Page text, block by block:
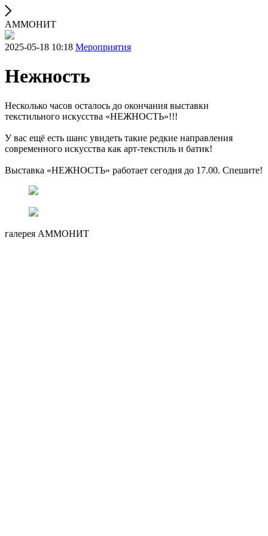
АММОНИТ
2025-05-18 10:18 Мероприятия
Нежность
Несколько часов осталось до окончания выставки
текстильного искусства «НЕЖНОСТЬ»!!!
У вас ещё есть шанс увидеть такие редкие направления
современного искусства как арт-текстиль и батик!
Выставка «НЕЖНОСТЬ» работает сегодня до 17.00. Спешите!
галерея АММОНИТ